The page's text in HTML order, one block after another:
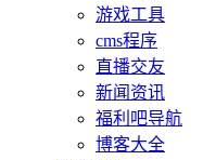
游戏工具
cms程序
直播交友
新闻资讯
福利吧导航
博客大全